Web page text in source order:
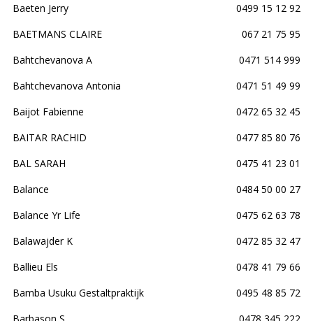
Baeten Jerry
0499 15 12 92
BAETMANS CLAIRE
067 21 75 95
Bahtchevanova A
0471 514 999
Bahtchevanova Antonia
0471 51 49 99
Baijot Fabienne
0472 65 32 45
BAITAR RACHID
0477 85 80 76
BAL SARAH
0475 41 23 01
Balance
0484 50 00 27
Balance Yr Life
0475 62 63 78
Balawajder K
0472 85 32 47
Ballieu Els
0478 41 79 66
Bamba Usuku Gestaltpraktijk
0495 48 85 72
Barbason S
0478 345 222